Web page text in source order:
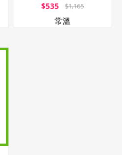
$535 $1,165
常溫